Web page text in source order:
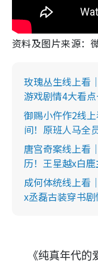
资料及图片来源：
玫瑰丛生线上看
游戏剧情4大看
御赐小仵作2线
间！原班人马全
唐宫奇案线上看
历！王星越x白
成何体统线上看
x丞磊古装穿书
《纯真年代的